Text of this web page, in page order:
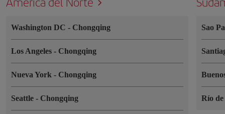
Washington DC - Chongqing
Los Angeles - Chongqing
Nueva York - Chongqing
Seattle - Chongqing
Sao
Río